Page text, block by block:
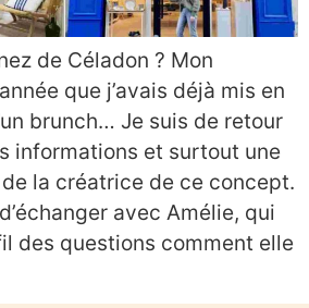
de Céladon ? Mon
que j’avais déjà mis en
brunch… Je suis de retour
informations et surtout une
la créatrice de ce concept.
avec Amélie, qui
des questions comment elle